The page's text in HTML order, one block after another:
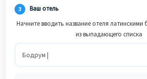
3
Ваш отель
Начните вводить название отеля латинскими
из выпадающего списка